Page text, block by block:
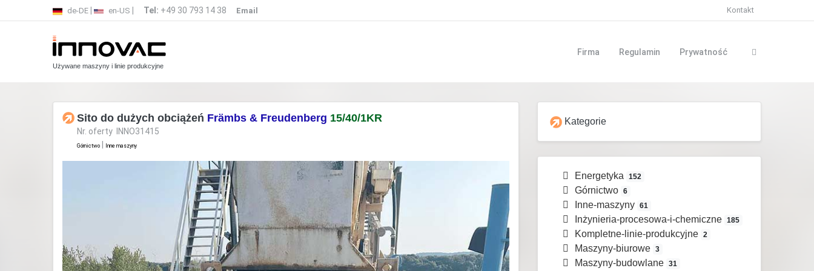
de-DE en-US Tel: +49 30 793 14 38 Email Kontakt
Używane maszyny i linie produkcyjne
Firma Regulamin Prywatność
Sito do dużych obciążeń Främbs & Freudenberg 15/40/1KR
Nr. oferty INNO31415
Górnictwo Inne maszyny
Kategorie
Energetyka 152
Górnictwo 6
Inne-maszyny 61
Inżynieria-procesowa-i-chemiczne 185
Kompletne-linie-produkcyjne 2
Maszyny-biurowe 3
Maszyny-budowlane 31